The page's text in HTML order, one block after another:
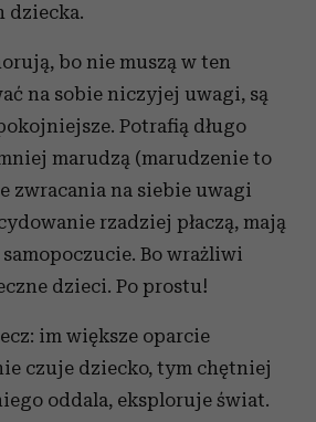
dziecka.
bo nie muszą w ten
na sobie niczyjej uwagi, są
Potrafią długo
marudzą (marudzenie to
zwracania na siebie uwagi
rzadziej płaczą, mają
Bo wrażliwi
dzieci. Po prostu!
im większe oparcie
czuje dziecko, tym chętniej
oddala, eksploruje świat.